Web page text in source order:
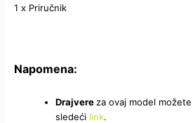
1 x Priručnik
Napomena:
Drajvere za ovaj model
sledeći link.